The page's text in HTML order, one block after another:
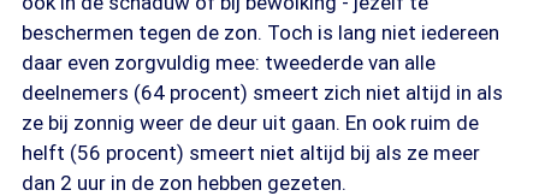
beschermen tegen de zon. Toch is lang niet iedereen
daar even zorgvuldig mee: tweederde van alle
deelnemers (64 procent) smeert zich niet altijd in als
ze bij zonnig weer de deur uit gaan. En ook ruim de
helft (56 procent) smeert niet altijd bij als ze meer
dan 2 uur in de zon hebben gezeten.